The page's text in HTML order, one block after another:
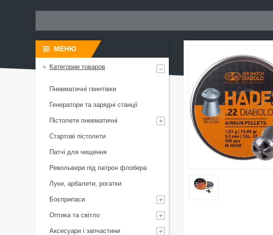
Категории товаров
Пневматичні гвинтівки
Генератори та зарядні станції
Пістолети пневматичні
Стартові пістолети
Патчі для чищення
Револьвери під патрон флобера
Луки, арбалети, рогатки
Боєприпаси
Оптика та світло
Аксесуари і запчастини